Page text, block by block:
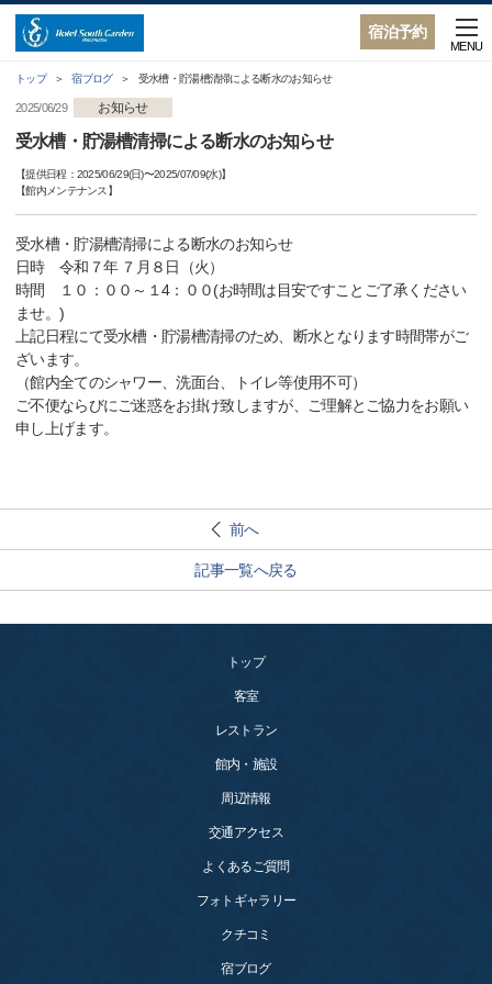
宿泊予約
MENU
トップ 宿ブログ 受水槽・貯湯槽清掃による断水のお知らせ
2025/06/29 お知らせ
受水槽・貯湯槽清掃による断水のお知らせ
【提供日程： 2025/06/29(日)〜2025/07/09(水)】
【館内メンテナンス 】
受水槽・貯湯槽清掃による断水のお知らせ
日時 令和７年 ７月８日（火）
時間 １０：００～１4：００(お時間は目安ですことご了承ください
ませ。)
上記日程にて受水槽・貯湯槽清掃のため、断水となります時間帯がご
ざいます。
（館内全てのシャワー、洗面台、トイレ等使用不可）
ご不便ならびにご迷惑をお掛け致しますが、ご理解とご協力をお願い
申し上げます。
前へ
記事一覧へ戻る
トップ
客室
レストラン
館内・施設
周辺情報
交通アクセス
よくあるご質問
フォトギャラリー
クチコミ
宿ブログ